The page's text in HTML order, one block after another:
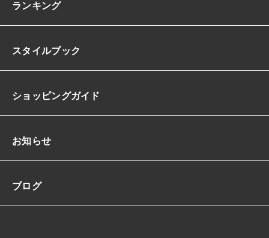
ランキング
スタイルブック
ショッピングガイド
お知らせ
ブログ